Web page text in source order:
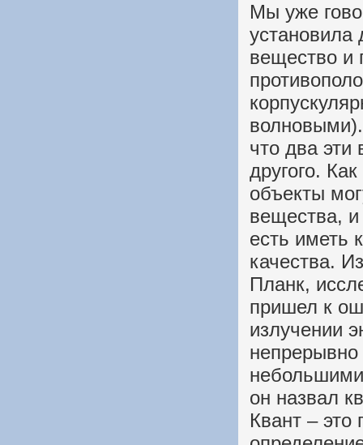
Мы уже
установила
вещество и
что два эти
другого.
объекты
вещества,
есть иметь
качества.
Планк,
пришел к
излучении
он назвал
Квант – это